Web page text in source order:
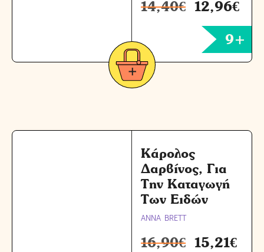
14,40€ 12,96€
9+
Κάρολος
Δαρβίνος, Για
Την Καταγωγή
Των Ειδών
ANNA BRETT
16,90€ 15,21€